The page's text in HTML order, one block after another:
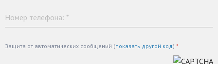
Номер телефона: *
Защита от автоматических сообщений (показать другой код) *